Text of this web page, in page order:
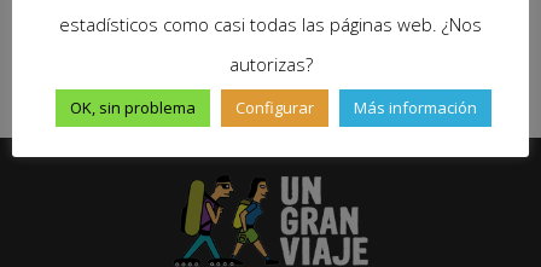
21
estadísticos como casi todas las páginas web. ¿Nos
autorizas?
OK, sin problema Configurar Más información